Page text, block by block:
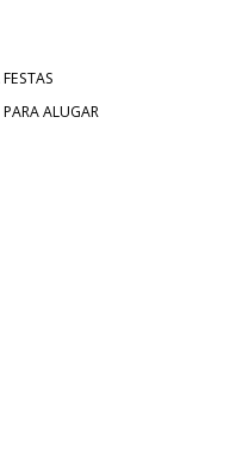
ALUGAR